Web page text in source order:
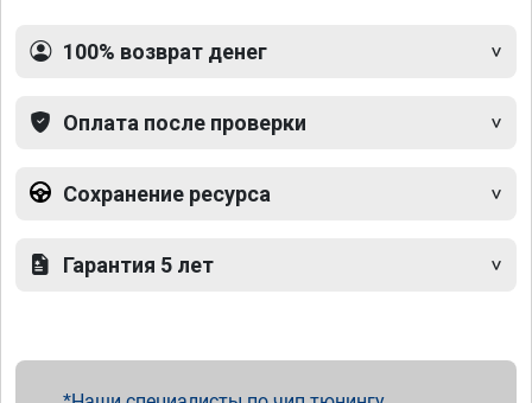
100% возврат денег
Оплата после проверки
Сохранение ресурса
Гарантия 5 лет